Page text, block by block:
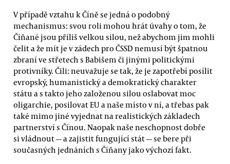
V případě vztahu k Číně se jedná o podobný
mechanismus: svou roli mohou hrát úvahy o tom, že
Číňané jsou příliš velkou silou, než abychom jim mohli
čelit a že mít je v zádech pro ČSSD nemusí být špatnou
zbraní ve střetech s Babišem či jinými politickými
protivníky. Čili: neuvažuje se tak, že je zapotřebí posílit
evropský, humanistický a demokratický charakter
státu a s takto jeho založenou silou oslabovat moc
oligarchie, posilovat EU a naše místo v ní, a třebas pak
také mimo jiné vyjednat na realistických základech
partnerství s Čínou. Naopak naše neschopnost dobře
si vládnout — a zajistit fungující stát — se bere při
současných jednáních s Číňany jako výchozí fakt.